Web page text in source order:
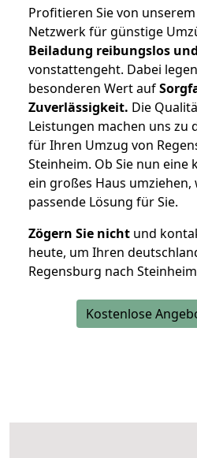
Profitieren Sie von
Netzwerk für günstige
Beiladung reibungslos
vonstattengeht. Dabei
besonderen Wert auf
Zuverlässigkeit. Die
Leistungen machen uns zu
für Ihren Umzug von
Steinheim. Ob Sie nun eine
ein großes Haus umziehen,
passende Lösung für Sie.
Zögern Sie nicht und
heute, um Ihren
Regensburg nach
Kostenlose